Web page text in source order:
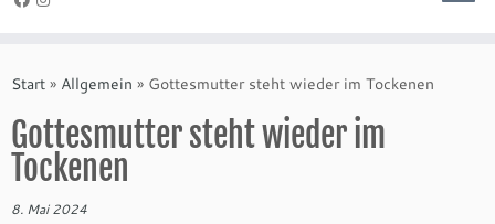
Inhalt
Start » Allgemein » Gottesmutter steht wieder im Tockenen
Gottesmutter steht wieder im
Tockenen
8. Mai 2024